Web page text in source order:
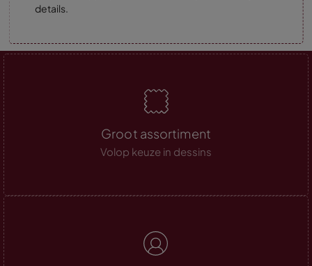
details.
Groot assortiment
Volop keuze in dessins